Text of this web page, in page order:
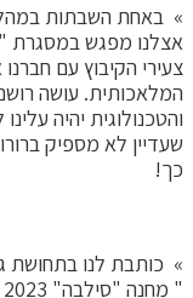
» באחת השבתות
אצלנו מפגש במסגרת
צעירי הקיבוץ עם
המלאכותית. עושה
והטכנולוגית יהיה
שעדיין לא מספיק
כך!
» כותבת לנו בתחושת